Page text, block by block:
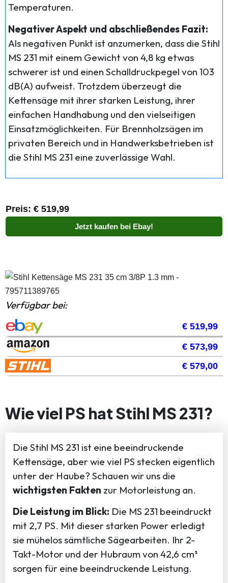
Temperaturen.
Negativer Aspekt und abschließendes Fazit:
Als negativen Punkt ist anzumerken, dass die Stihl
MS 231 mit einem Gewicht von 4,8 kg etwas
schwerer ist und einen Schalldruckpegel von 103
dB(A) aufweist. Trotzdem überzeugt die
Kettensäge mit ihrer starken Leistung, ihrer
einfachen Handhabung und den vielseitigen
Einsatzmöglichkeiten. Für Brennholzsägen im
privaten Bereich und in Handwerksbetrieben ist
die Stihl MS 231 eine zuverlässige Wahl.
Preis: € 519,99
Jetzt kaufen bei Ebay!
Verfügbar bei:
€ 519,99
€ 573,99
€ 579,00
Wie viel PS hat Stihl MS 231?
Die Stihl MS 231 ist eine beeindruckende
Kettensäge, aber wie viel PS stecken eigentlich
unter der Haube? Schauen wir uns die
wichtigsten Fakten zur Motorleistung an.
Die Leistung im Blick: Die MS 231 beeindruckt
mit 2,7 PS. Mit dieser starken Power erledigt
sie mühelos sämtliche Sägearbeiten. Ihr 2-
Takt-Motor und der Hubraum von 42,6 cm³
sorgen für eine beeindruckende Leistung.